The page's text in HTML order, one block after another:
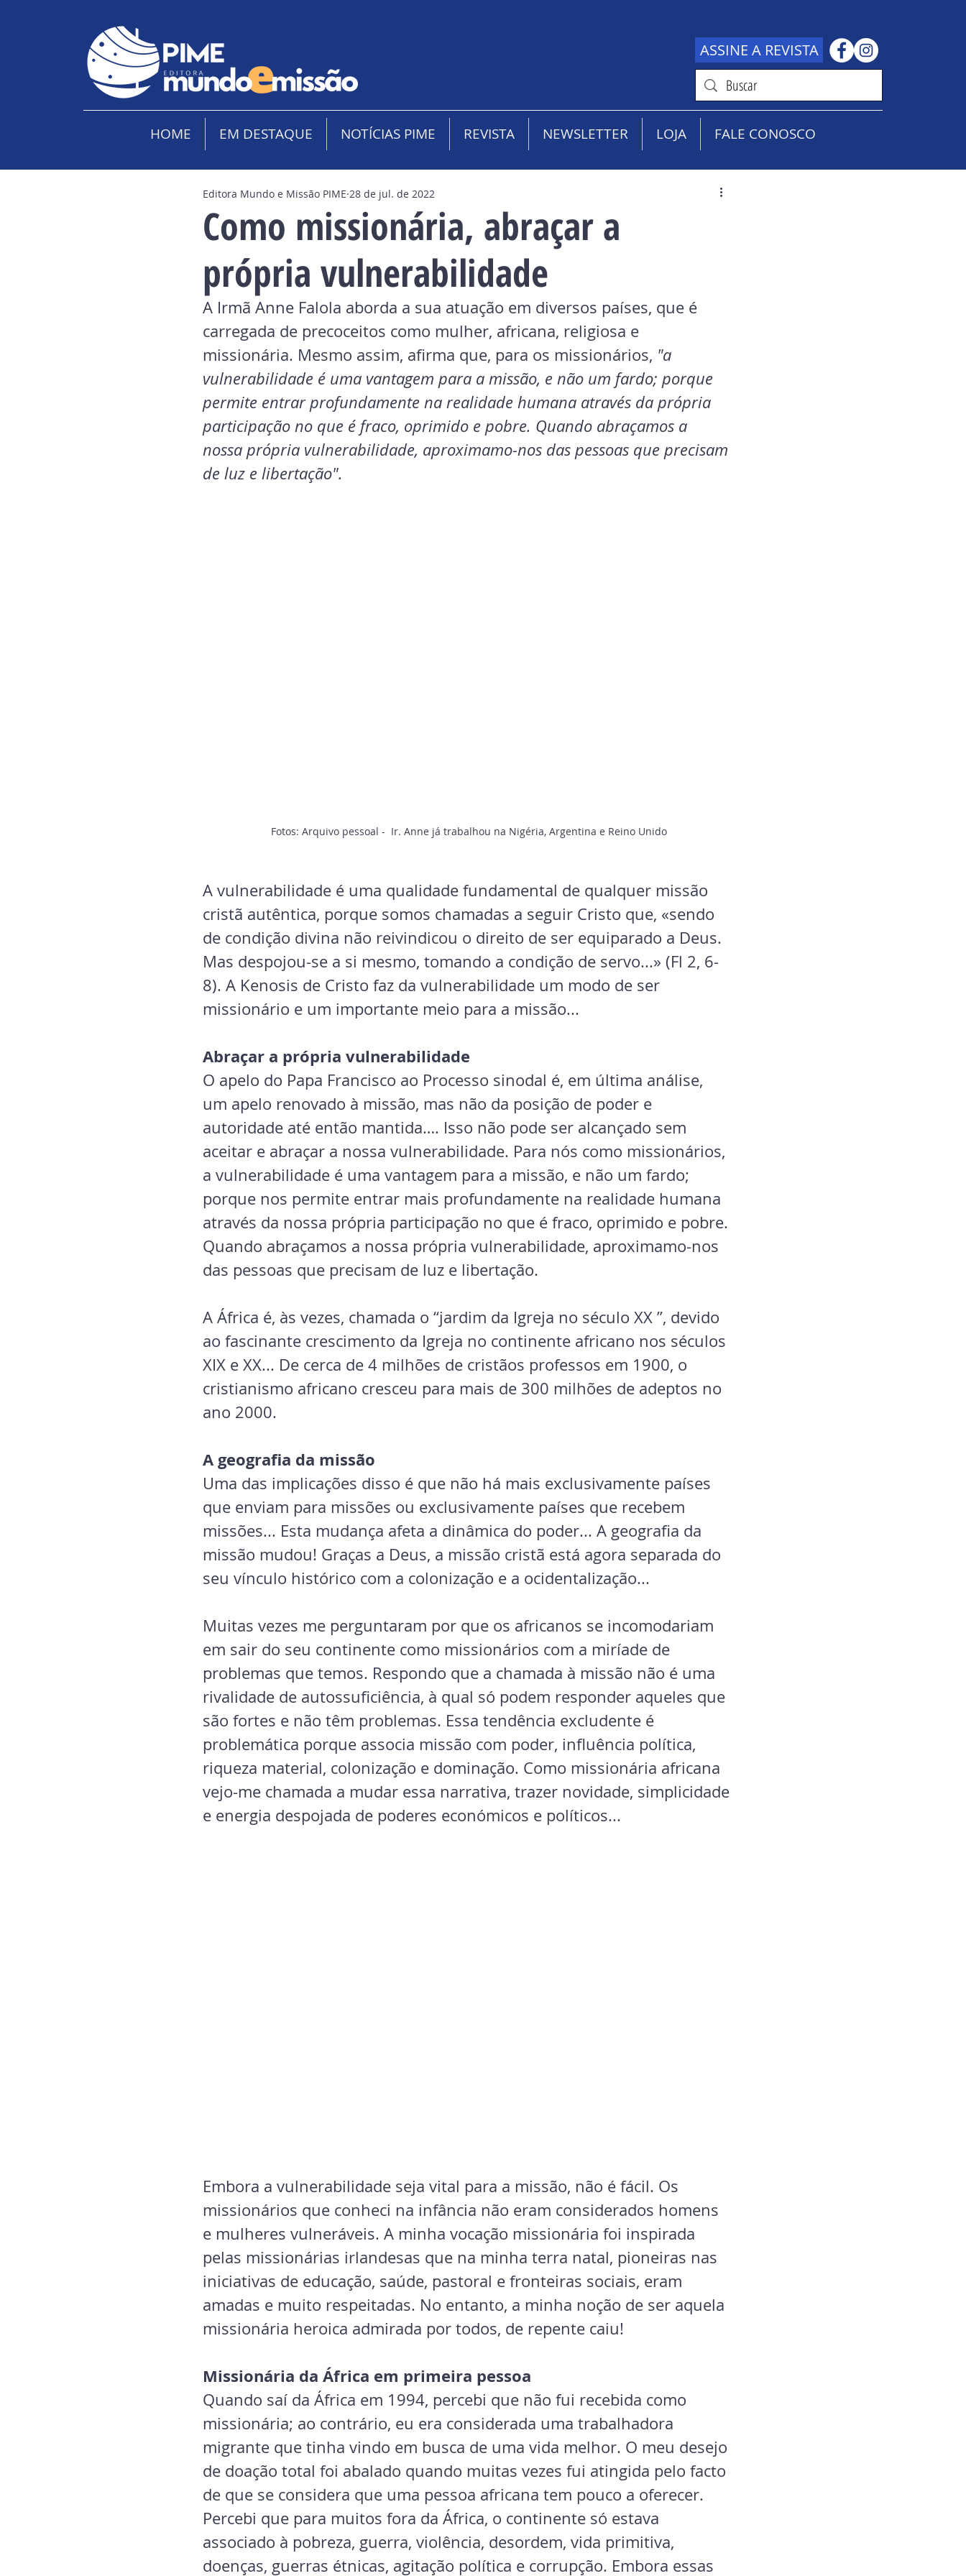
ASSINE A REVISTA
HOME EM DESTAQUE NOTÍCIAS PIME REVISTA NEWSLETTER LOJA FALE CONOSCO
Como missionária, abraçar a
própria vulnerabilidade
Editora Mundo e Missão PIME 28 de jul. de 2022
A Irmã Anne Falola aborda a sua atuação em diversos países, que é
carregada de precoceitos como mulher, africana, religiosa e
missionária. Mesmo assim, afirma que, para os missionários, "a
vulnerabilidade é uma vantagem para a missão, e não um fardo; porque
permite entrar profundamente na realidade humana através da própria
participação no que é fraco, oprimido e pobre. Quando abraçamos a
nossa própria vulnerabilidade, aproximamo-nos das pessoas que precisam
de luz e libertação".
Fotos: Arquivo pessoal -  Ir. Anne já trabalhou na Nigéria, Argentina e Reino Unido
A vulnerabilidade é uma qualidade fundamental de qualquer missão
cristã autêntica, porque somos chamadas a seguir Cristo que, «sendo
de condição divina não reivindicou o direito de ser equiparado a Deus.
Mas despojou-se a si mesmo, tomando a condição de servo...» (Fl 2, 6-
8). A Kenosis de Cristo faz da vulnerabilidade um modo de ser
missionário e um importante meio para a missão...
Abraçar a própria vulnerabilidade
O apelo do Papa Francisco ao Processo sinodal é, em última análise,
um apelo renovado à missão, mas não da posição de poder e
autoridade até então mantida…. Isso não pode ser alcançado sem
aceitar e abraçar a nossa vulnerabilidade. Para nós como missionários,
a vulnerabilidade é uma vantagem para a missão, e não um fardo;
porque nos permite entrar mais profundamente na realidade humana
através da nossa própria participação no que é fraco, oprimido e pobre.
Quando abraçamos a nossa própria vulnerabilidade, aproximamo-nos
das pessoas que precisam de luz e libertação.
A África é, às vezes, chamada o “jardim da Igreja no século XX ”, devido
ao fascinante crescimento da Igreja no continente africano nos séculos
XIX e XX... De cerca de 4 milhões de cristãos professos em 1900, o
cristianismo africano cresceu para mais de 300 milhões de adeptos no
ano 2000.
A geografia da missão
Uma das implicações disso é que não há mais exclusivamente países
que enviam para missões ou exclusivamente países que recebem
missões... Esta mudança afeta a dinâmica do poder... A geografia da
missão mudou! Graças a Deus, a missão cristã está agora separada do
seu vínculo histórico com a colonização e a ocidentalização...
Muitas vezes me perguntaram por que os africanos se incomodariam
em sair do seu continente como missionários com a miríade de
problemas que temos. Respondo que a chamada à missão não é uma
rivalidade de autossuficiência, à qual só podem responder aqueles que
são fortes e não têm problemas. Essa tendência excludente é
problemática porque associa missão com poder, influência política,
riqueza material, colonização e dominação. Como missionária africana
vejo-me chamada a mudar essa narrativa, trazer novidade, simplicidade
e energia despojada de poderes económicos e políticos...
Embora a vulnerabilidade seja vital para a missão, não é fácil. Os
missionários que conheci na infância não eram considerados homens
e mulheres vulneráveis. A minha vocação missionária foi inspirada
pelas missionárias irlandesas que na minha terra natal, pioneiras nas
iniciativas de educação, saúde, pastoral e fronteiras sociais, eram
amadas e muito respeitadas. No entanto, a minha noção de ser aquela
missionária heroica admirada por todos, de repente caiu!
Missionária da África em primeira pessoa
Quando saí da África em 1994, percebi que não fui recebida como
missionária; ao contrário, eu era considerada uma trabalhadora
migrante que tinha vindo em busca de uma vida melhor. O meu desejo
de doação total foi abalado quando muitas vezes fui atingida pelo facto
de que se considera que uma pessoa africana tem pouco a oferecer.
Percebi que para muitos fora da África, o continente só estava
associado à pobreza, guerra, violência, desordem, vida primitiva,
doenças, guerras étnicas, agitação política e corrupção. Embora essas